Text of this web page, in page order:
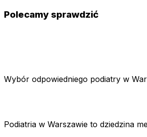
Polecamy sprawdzić
Wybór odpowiedniego podiatry w
Podiatria w Warszawie to dziedzina